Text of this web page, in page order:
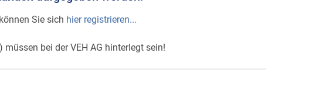
Sie sich hier registrieren...
bei der VEH AG hinterlegt sein!